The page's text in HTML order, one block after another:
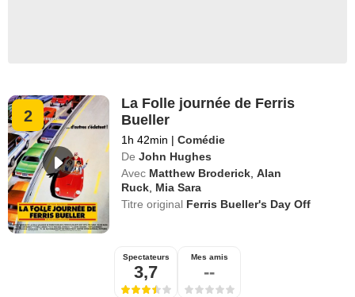
2
La Folle journée de Ferris
Bueller
1h 42min | Comédie
De John Hughes
Avec Matthew Broderick ,Alan
Ruck Mia Sara
Titre original Ferris Bueller's Day Off
Spectateurs
3,7
Mes amis
--